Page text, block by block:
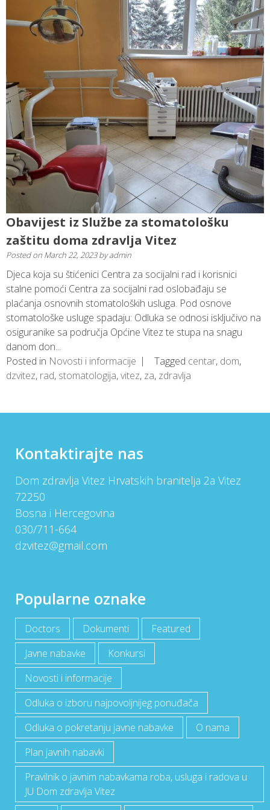
Obavijest iz Službe za stomatološku
zaštitu doma zdravlja Vitez
Posted on March 22, 2023byadmin
Djeca koja su štićenici Centra za socijalni rad i korisnici
stalne pomoći Centra za socijalni rad oslobađaju se
plaćanja osnovnih stomatoloških usluga. Pod osnove
stomatološke usluge spadaju: Odluka se odnosi isključivo na
osiguranike sa područja Općine Vitez te stupa na snagu
danom don...
Posted in Novosti i informacije Tagged centar, dom,
dzvitez, rad, stomatologija,vitez, za, zdravlja
Kontaktirajte nas
Dom zdravlja Vitez Hrvatskih branitelja 2a Vitez
72250
Bosna i Hercegovina
030/711-664
dzvitez@gmail.com
Popularne oznake
Doctors Dokumenti
Featured
Javne nabavke
Konkursi
Novosti i informacije
Odluka o izboru najpovoljnijeg ponuđača
Odluka o pokretanju javne nabavke
O nama
Plan javnih nabavki
Pravilnik o javnim nabavkama roba, usluga i radova u
JU Dom zdravlja Vitez